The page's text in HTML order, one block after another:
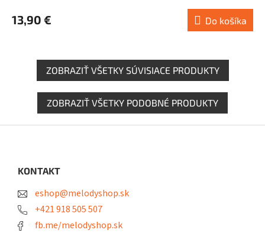
13,90 € Do košíka
ZOBRAZIŤ VŠETKY SÚVISIACE PRODUKTY
ZOBRAZIŤ VŠETKY PODOBNÉ PRODUKTY
KONTAKT
eshop@melodyshop.sk
+421 918 505 507
fb.me/melodyshop.sk